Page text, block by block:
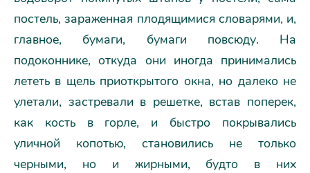
постель, зараженная плодящимися словарями, и,
главное, бумаги, бумаги повсюду. На
подоконнике, откуда они иногда принимались
лететь в щель приоткрытого окна, но далеко не
улетали, застревали в решетке, встав поперек,
как кость в горле, и быстро покрывались
уличной копотью, становились не только
черными, но и жирными, будто в них